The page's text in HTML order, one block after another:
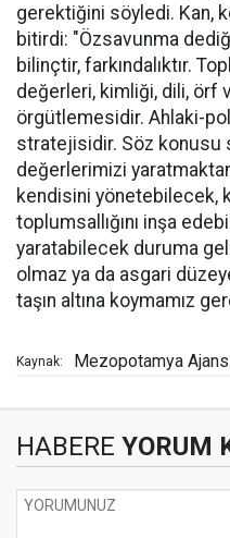
gerektiğini söyledi. Kan,
bitirdi: "Özsavunma
bilinçtir, farkındalıktır.
değerleri, kimliği, dili, örf
örgütlemesidir. Ahlaki-
stratejisidir. Söz konusu
değerlerimizi
kendisini yönetebilecek,
toplumsallığını inşa
yaratabilecek duruma
olmaz ya da asgari
taşın altına koymamız
Kaynak: Mezopotamya
HABERE YORUM